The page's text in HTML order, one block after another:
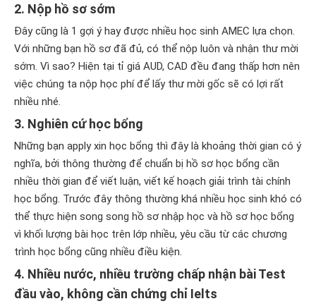
2. Nộp hồ sơ sớm
Đây cũng là 1 gợi ý hay được nhiều học sinh AMEC lựa chọn.
Với những bạn hồ sơ đã đủ, có thể nộp luôn và nhận thư mời
sớm. Vì sao? Hiện tại tỉ giá AUD, CAD đều đang thấp hơn nên
việc chúng ta nộp học phí để lấy thư mời gốc sẽ có lợi rất
nhiều nhé.
3. Nghiên cứ học bổng
Những bạn apply xin học bổng thì đây là khoảng thời gian có ý
nghĩa, bởi thông thường để chuẩn bị hồ sơ học bổng cần
nhiều thời gian để viết luận, viết kế hoạch giải trình tài chính
học bổng. Trước đây thông thường khá nhiều học sinh khó có
thể thực hiện song song hồ sơ nhập học và hồ sơ học bổng
vì khối lượng bài học trên lớp nhiều, yêu cầu từ các chương
trình học bổng cũng nhiều điều kiện.
4. Nhiều nước, nhiều trường chấp nhận bài Test
đầu vào, không cần chứng chỉ Ielts